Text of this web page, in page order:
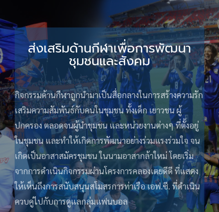
ส่งเสริมด้านกีฬาเพื่อการพัฒนา
ชุมชนและสังคม
กิจกรรมด้านกีฬาถูกนำมาเป็นสื่อกลางในการสร้างความรัก
เสริมความสัมพันธ์กับคนในชุมชน ทั้งเด็ก เยาวชน ผู้
ปกครอง ตลอดจนผู้นำชุมชน และหน่วยงานต่างๆ ที่ตั้งอยู่
ในชุมชน และทำให้เกิดการพัฒนาอย่างร่วมแรงร่วมใจ จน
เกิดเป็นอาสาสมัครชุมชน ในนามอาสากล้าใหม่ โดยเริ่ม
จากการดำเนินกิจกรรมผ่านโครงการคลองเตยดีดี ที่แสดง
ให้เห็นถึงการสนับสนุนสโมสรการท่าเรือ เอฟ.ซี. ที่ดำเนิน
ควบคู่ไปกับการดูแลกลุ่มแฟนบอล